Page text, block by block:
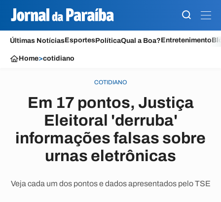
Últimas NotíciasEsportesPolíticaQual a Boa?Entretenimento
Home>cotidiano
COTIDIANO
Em 17 pontos, Justiça
Eleitoral 'derruba'
informações falsas sobre
urnas eletrônicas
Veja cada um dos pontos e dados apresentados pelo TSE